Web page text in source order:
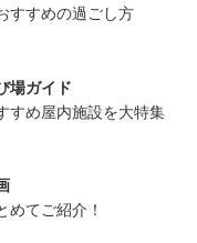
すすめの過ごし方
場ガイド
すめ屋内施設を大特集
めてご紹介！